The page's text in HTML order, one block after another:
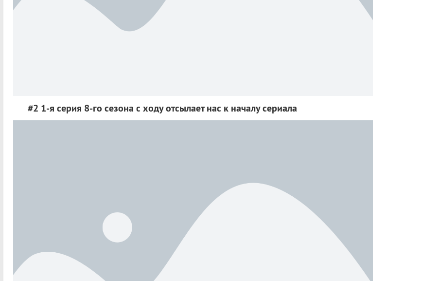
#2 1-я серия 8-го сезона с ходу отсылает нас к началу сериала